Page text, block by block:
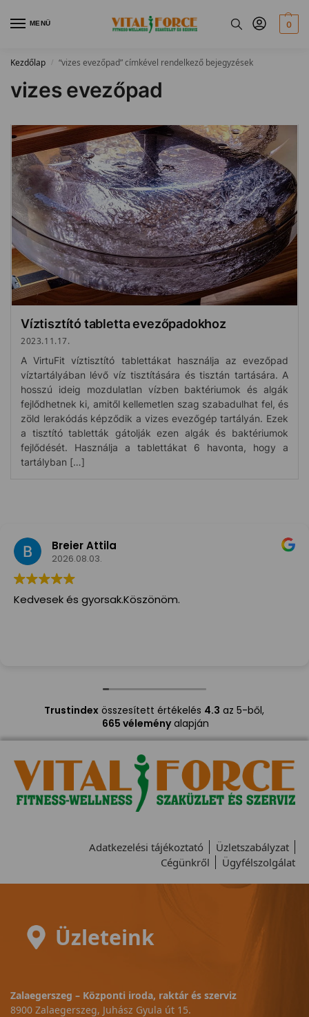
MENÜ 0
Kezdőlap / “vizes evezőpad” címkével rendelkező bejegyzések
vizes evezőpad
Víztisztító tabletta evezőpadokhoz
2023.11.17.
A VirtuFit víztisztító tablettákat használja az evezőpad
víztartályában lévő víz tisztítására és tisztán tartására. A
hosszú ideig mozdulatlan vízben baktériumok és algák
fejlődhetnek ki, amitől kellemetlen szag szabadulhat fel, és
zöld lerakódás képződik a vizes evezőgép tartályán. Ezek
a tisztító tabletták gátolják ezen algák és baktériumok
fejlődését. Használja a tablettákat 6 havonta, hogy a
tartályban […]
Breier Attila
2026.08.03.
Kedvesek és gyorsak.Köszönöm.
Trustindexösszesített értékelés 4.3 az 5-ből,
665 véleményalapján
Adatkezelési tájékoztató
Üzletszabályzat
Cégünkről
Ügyfélszolgálat
Üzleteink
Zalaegerszeg – Központi iroda, raktár és szerviz
8900 Zalaegerszeg, Juhász Gyula út 15.